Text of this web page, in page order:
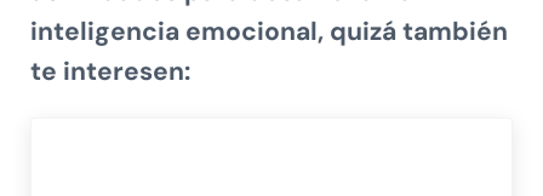
inteligencia emocional, quizá también
te interesen: